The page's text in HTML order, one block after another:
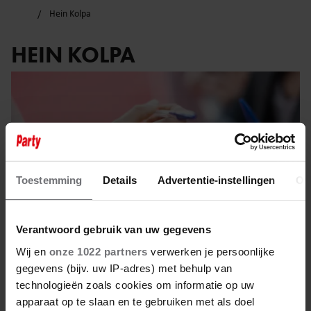
Toestemming Details Advertentie-instellingen
Verantwoord gebruik van uw gegevens
Wij en onze 1022 partners verwerken je persoonlijke
gegevens (bijv. uw IP-adres) met behulp van
technologieën zoals cookies om informatie op uw
apparaat op te slaan en te gebruiken met als doel
Hein Kolpa
HEIN KOLPA
20 mei 2023